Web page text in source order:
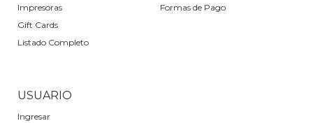
Impresoras
Gift Cards
Listado Completo
Formas de Pago
USUARIO
Ingresar